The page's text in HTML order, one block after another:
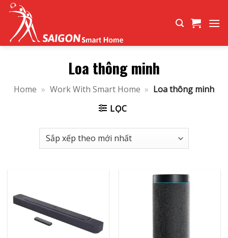
dung
Loa thông minh
Home » Work With Smart Home » Loa thông minh
LỌC